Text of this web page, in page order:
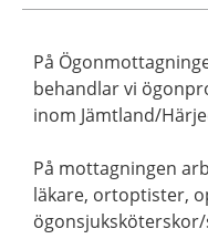
På
behandlar vi
inom Jämtland/
På mottagningen
läkare, ortoptister,